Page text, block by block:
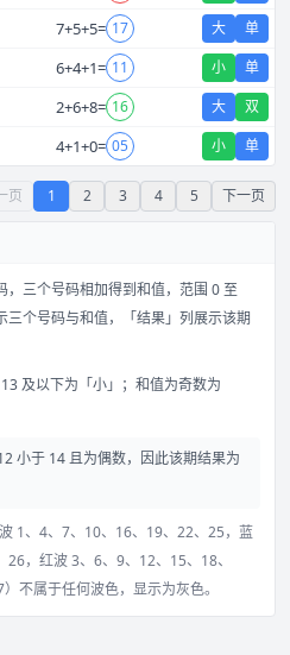
7+5+5= 17 大 单
6+4+1= 11 小 单
2+6+8= 16 大 双
4+1+0= 05 小 单
页 1 2 3 4 5 下一页
，三个号码相加得到和值，范围 0 至
三个号码与和值，「结果」列展示该期
及以下为「小」；和值为奇数为
小于 14 且为偶数，因此该期结果为
1、4、7、10、16、19、22、25，蓝
，红波 3、6、9、12、15、18、
不属于任何波色，显示为灰色。